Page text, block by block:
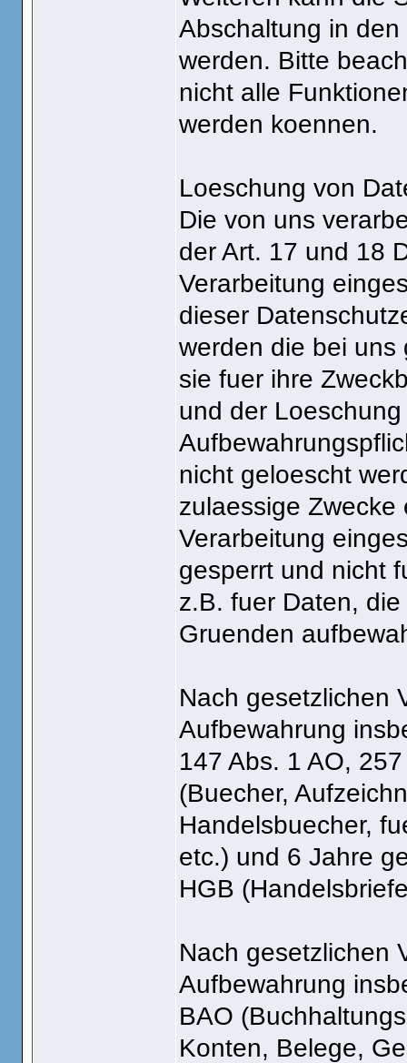
Abschaltung in
werden. Bitte
nicht alle
werden koennen.
Loeschung von
Die von uns
der Art. 17 und 18
Verarbeitung
dieser
werden die bei uns
sie fuer ihre
und der
nicht geloescht
zulaessige Zwecke
Verarbeitung
gesperrt und nicht
z.B. fuer Daten,
Gruenden
Nach gesetzlichen
Aufbewahrung
147 Abs. 1 AO,
(Buecher,
Handelsbuecher,
etc.) und 6 Jahre
HGB
Nach gesetzlichen
Aufbewahrung
BAO
Konten, Belege,